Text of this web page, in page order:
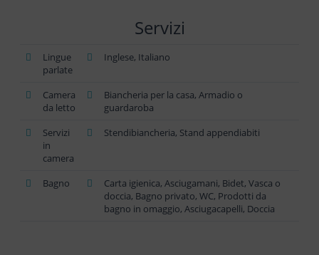
Servizi
Lingue
parlate
Inglese, Italiano
Camera
da letto
Biancheria per la casa, Armadio o
guardaroba
Servizi
in
camera
Stendibiancheria, Stand appendiabiti
Bagno
Carta igienica, Asciugamani, Bidet, Vasca o
doccia, Bagno privato, WC, Prodotti da
bagno in omaggio, Asciugacapelli, Doccia